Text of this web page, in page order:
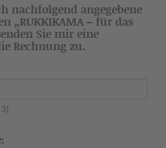
nachfolgend angegebene
„RUKKIKAMA – für das
Sie mir eine
Rechnung zu.